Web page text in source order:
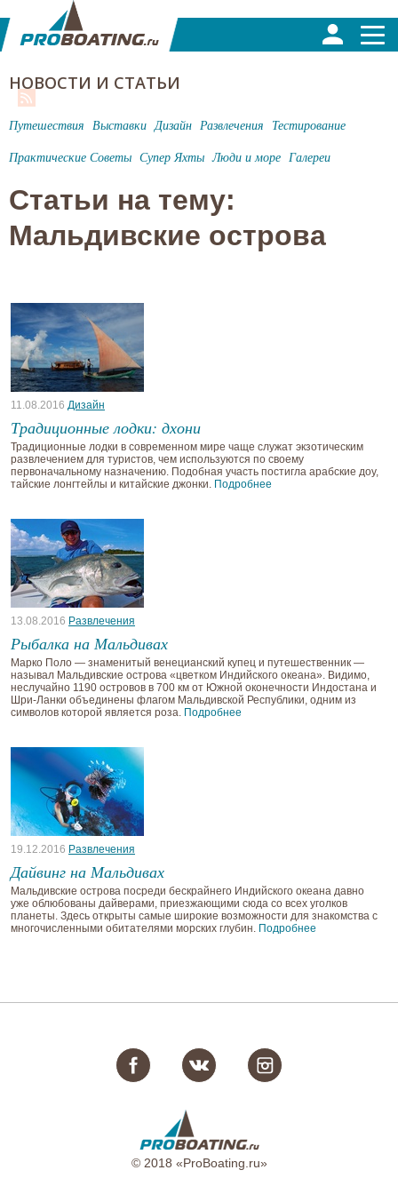
НОВОСТИ И СТАТЬИ
Путешествия Выставки Дизайн Развлечения Тестирование
Практические Советы Супер Яхты Люди и море Галереи
Статьи на тему:
Мальдивские острова
11.08.2016 Дизайн
Традиционные лодки: дхони
Традиционные лодки в современном мире чаще служат экзотическим
развлечением для туристов, чем используются по своему
первоначальному назначению. Подобная участь постигла арабские доу,
тайские лонгтейлы и китайские джонки. Подробнее
13.08.2016 Развлечения
Рыбалка на Мальдивах
Марко Поло — знаменитый венецианский купец и путешественник —
называл Мальдивские острова «цветком Индийского океана». Видимо,
неслучайно 1190 островов в 700 км от Южной оконечности Индостана и
Шри-Ланки объединены флагом Мальдивской Республики, одним из
символов которой является роза. Подробнее
19.12.2016 Развлечения
Дайвинг на Мальдивах
Мальдивские острова посреди бескрайнего Индийского океана давно
уже облюбованы дайверами, приезжающими сюда со всех уголков
планеты. Здесь открыты самые широкие возможности для знакомства с
многочисленными обитателями морских глубин. Подробнее
© 2018 «ProBoating.ru»